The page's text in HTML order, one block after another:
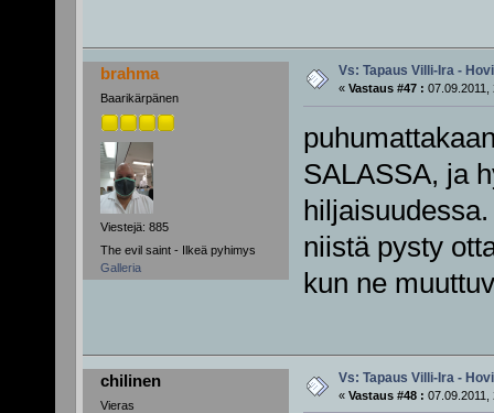
brahma
Baarikärpänen
Viestejä: 885
The evil saint - Ilkeä pyhimys
Galleria
Vs: Tapaus Villi-Ira -
« Vastaus #47 : 07.09.2011,
SALASSA, ja
niistä pysty
kun ne
chilinen
Vieras
Vs: Tapaus Villi-Ira -
« Vastaus #48 : 07.09.2011,